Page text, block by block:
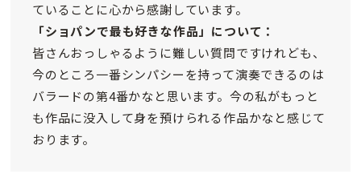
ていることに心から感謝しています。
「ショパンで最も好きな作品」について：
皆さんおっしゃるように難しい質問ですけれども、
今のところ一番シンパシーを持って演奏できるのは
バラードの第4番かなと思います。今の私がもっと
も作品に没入して身を預けられる作品かなと感じて
おります。